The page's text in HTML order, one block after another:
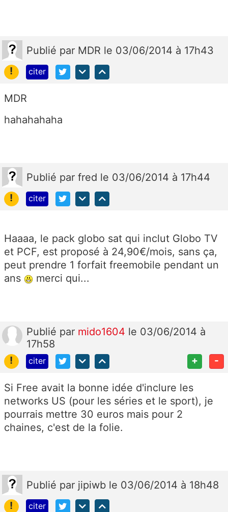
Publié par MDR le 03/06/2014 à 17h43
!
citer
MDR
hahahahaha
Publié par fred le 03/06/2014 à 17h44
!
citer
Haaaa, le pack globo sat qui inclut Globo TV
et PCF, est proposé à 24,90€/mois, sans ça,
peut prendre 1 forfait freemobile pendant un
ans
merci qui...
Publié par mido1604 le 03/06/2014 à
17h58
!
citer + -
Si Free avait la bonne idée d'inclure les
networks US (pour les séries et le sport), je
pourrais mettre 30 euros mais pour 2
chaines, c'est de la folie.
Publié par jipiwb le 03/06/2014 à 18h48
!
citer